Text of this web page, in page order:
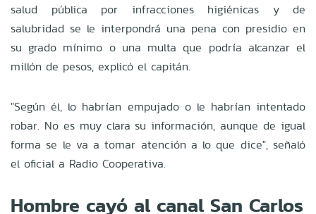
salud pública por infracciones higiénicas y de
salubridad se le interpondrá una pena con presidio en
su grado mínimo o una multa que podría alcanzar el
millón de pesos, explicó el capitán.
"Según él, lo habrían empujado o le habrían intentado
robar. No es muy clara su información, aunque de igual
forma se le va a tomar atención a lo que dice", señaló
el oficial a Radio Cooperativa.
Hombre cayó al canal San Carlos